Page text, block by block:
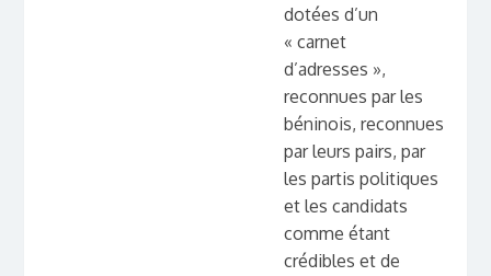
dotées d’un
« carnet
d’adresses »,
reconnues par les
béninois, reconnues
par leurs pairs, par
les partis politiques
et les candidats
comme étant
crédibles et de